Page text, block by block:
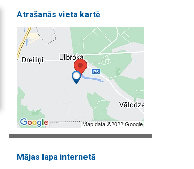
Atrašanās vieta kartē
Mājas lapa internetā